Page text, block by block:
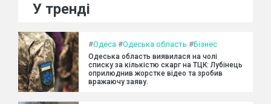
У тренді
#Одеса #Одеська область #Бізнес
Одеська область виявилася на чолі
списку за кількістю скарг на ТЦК: Лубінець
оприлюднив жорстке відео та зробив
вражаючу заяву.